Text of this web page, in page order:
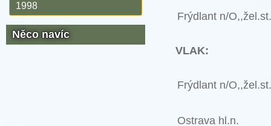
1998
Něco navíc
Frýdlant n/O,,žel.st.
VLAK:
Frýdlant n/O,,žel.st.
Ostrava hl.n.